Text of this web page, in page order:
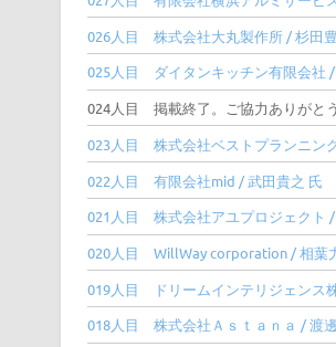
026人目 株式会社大丸製作所 / 杉田
025人目 ダイタンキッチン有限会社 /
024人目 掲載終了。ご協力ありがと
023人目 株式会社ベストプランニン
022人目 有限会社mid / 武田貴之 氏
021人目 株式会社アユプロジェクト /
020人目 WillWay corporation / 相葉
019人目 ドリームインテリジェンス
018人目 株式会社Ａｓｔａｎａ / 渡